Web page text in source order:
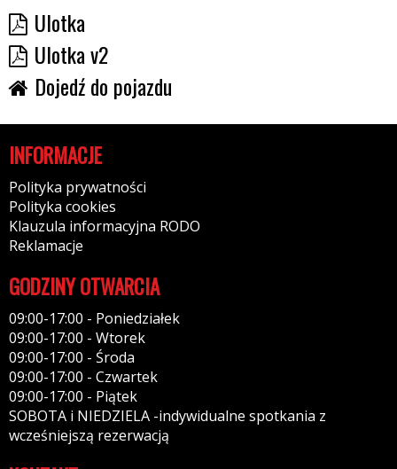
Ulotka
Ulotka v2
Dojedź do pojazdu
INFORMACJE
Polityka prywatności
Polityka cookies
Klauzula informacyjna RODO
Reklamacje
GODZINY OTWARCIA
09:00-17:00 - Poniedziałek
09:00-17:00 - Wtorek
09:00-17:00 - Środa
09:00-17:00 - Czwartek
09:00-17:00 - Piątek
SOBOTA i NIEDZIELA -indywidualne spotkania z
wcześniejszą rezerwacją